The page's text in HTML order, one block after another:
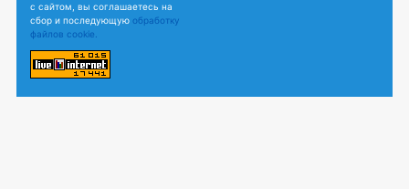
с сайтом, вы соглашаетесь на
сбор и последующую обработку
файлов cookie.